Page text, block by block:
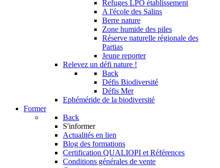
Refuges LPO établissement
A l'école des Salins
Berre nature
Zone humide des piles
Réserve naturelle régionale des
Partias
Jeune reporter
Relevez un défi nature !
Back
Défis Biodiversité
Défis Mer
Ephéméride de la biodiversité
Former
Back
S'informer
Actualités en lien
Blog des formations
Certification QUALIOPI et Références
Conditions générales de vente